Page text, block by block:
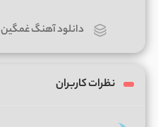
دانلود آهنگ غمگین
نظرات کاربران